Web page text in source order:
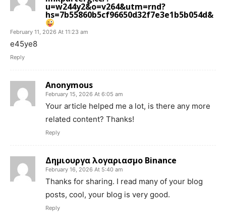
u=w244y2&o=v264&utm=rnd?
hs=7b55860b5cf96650d32f7e3e1b5b054d&
February 11, 2026 At 11:23 am
e45ye8
Reply
Anonymous
February 15, 2026 At 6:05 am
Your article helped me a lot, is there any more
related content? Thanks!
Reply
Δημιουργα λογαριασμο Binance
February 16, 2026 At 5:40 am
Thanks for sharing. I read many of your blog
posts, cool, your blog is very good.
Reply